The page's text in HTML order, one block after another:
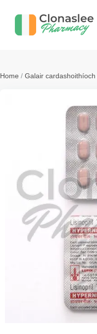
Home / Galair cardashoithíoch